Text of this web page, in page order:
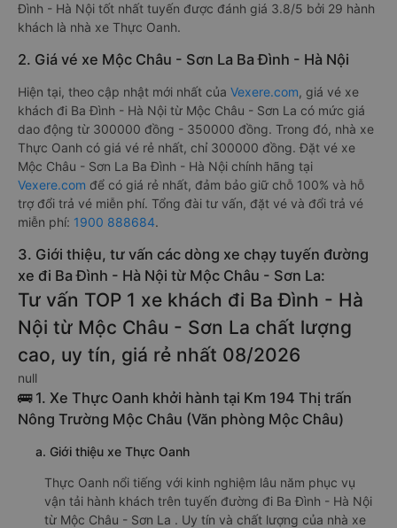
Đình - Hà Nội tốt nhất tuyến được đánh giá 3.8/5 bởi 29 hành
khách là nhà xe Thực Oanh.
2. Giá vé xe Mộc Châu - Sơn La Ba Đình - Hà Nội
Hiện tại, theo cập nhật mới nhất của Vexere.com, giá vé xe
khách đi Ba Đình - Hà Nội từ Mộc Châu - Sơn La có mức giá
dao động từ 300000 đồng - 350000 đồng. Trong đó, nhà xe
Thực Oanh có giá vé rẻ nhất, chỉ 300000 đồng. Đặt vé xe
Mộc Châu - Sơn La Ba Đình - Hà Nội chính hãng tại
Vexere.com để có giá rẻ nhất, đảm bảo giữ chỗ 100% và hỗ
trợ đổi trả vé miễn phí. Tổng đài tư vấn, đặt vé và đổi trả vé
miễn phí: 1900 888684.
3. Giới thiệu, tư vấn các dòng xe chạy tuyến đường
xe đi Ba Đình - Hà Nội từ Mộc Châu - Sơn La:
Tư vấn TOP 1 xe khách đi Ba Đình - Hà
Nội từ Mộc Châu - Sơn La chất lượng
cao, uy tín, giá rẻ nhất 08/2026
null
🚌 1. Xe Thực Oanh khởi hành tại Km 194 Thị trấn
Nông Trường Mộc Châu (Văn phòng Mộc Châu)
a. Giới thiệu xe Thực Oanh
Thực Oanh nổi tiếng với kinh nghiệm lâu năm phục vụ
vận tải hành khách trên tuyến đường đi Ba Đình - Hà Nội
từ Mộc Châu - Sơn La . Uy tín và chất lượng của nhà xe